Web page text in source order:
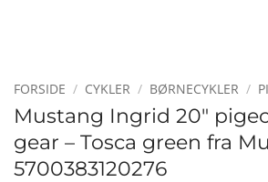
FORSIDE / CYKLER / BØRNECYKLER /
Mustang Ingrid 20″
gear – Tosca green fra
5700383120276